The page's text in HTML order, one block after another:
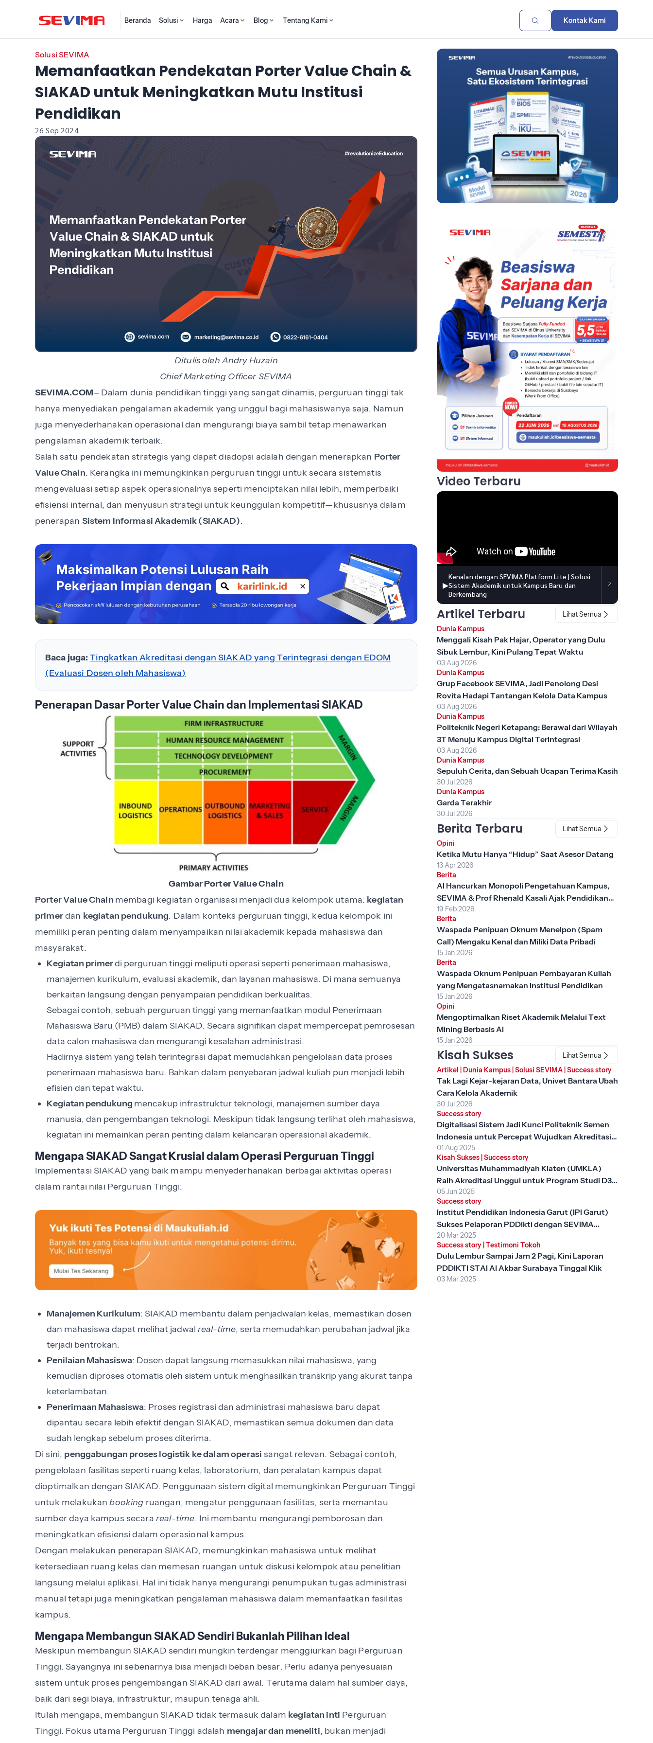
Beranda Solusi Harga Acara Blog Tentang Kami Kontak Kami
Solusi SEVIMA
Memanfaatkan Pendekatan Porter Value Chain &
SIAKAD untuk Meningkatkan Mutu Institusi
Pendidikan
26 Sep 2024
Ditulis oleh Andry Huzain
Chief Marketing Officer SEVIMA
SEVIMA.COM– Dalam dunia pendidikan tinggi yang sangat dinamis, perguruan tinggi tak
hanya menyediakan pengalaman akademik yang unggul bagi mahasiswanya saja. Namun
juga menyederhanakan operasional dan mengurangi biaya sambil tetap menawarkan
pengalaman akademik terbaik.
Salah satu pendekatan strategis yang dapat diadopsi adalah dengan menerapkan Porter
Value Chain. Kerangka ini memungkinkan perguruan tinggi untuk secara sistematis
mengevaluasi setiap aspek operasionalnya seperti menciptakan nilai lebih, memperbaiki
efisiensi internal, dan menyusun strategi untuk keunggulan kompetitif—khususnya dalam
penerapan Sistem Informasi Akademik (SIAKAD).
Baca juga: Tingkatkan Akreditasi dengan SIAKAD yang Terintegrasi dengan EDOM
(Evaluasi Dosen oleh Mahasiswa)
Penerapan Dasar Porter Value Chain dan Implementasi SIAKAD
Gambar Porter Value Chain
Porter Value Chain membagi kegiatan organisasi menjadi dua kelompok utama: kegiatan
primerdan kegiatan pendukung. Dalam konteks perguruan tinggi, kedua kelompok ini
memiliki peran penting dalam menyampaikan nilai akademik kepada mahasiswa dan
masyarakat.
Kegiatan primerdi perguruan tinggi meliputi operasi seperti penerimaan mahasiswa,
manajemen kurikulum, evaluasi akademik, dan layanan mahasiswa. Di mana semuanya
berkaitan langsung dengan penyampaian pendidikan berkualitas.
Sebagai contoh, sebuah perguruan tinggi yang memanfaatkan modul Penerimaan
Mahasiswa Baru (PMB) dalam SIAKAD. Secara signifikan dapat mempercepat pemrosesan
data calon mahasiswa dan mengurangi kesalahan administrasi.
Hadirnya sistem yang telah terintegrasi dapat memudahkan pengelolaan data proses
penerimaan mahasiswa baru. Bahkan dalam penyebaran jadwal kuliah pun menjadi lebih
efisien dan tepat waktu.
Kegiatan pendukung mencakup infrastruktur teknologi, manajemen sumber daya
manusia, dan pengembangan teknologi. Meskipun tidak langsung terlihat oleh mahasiswa,
kegiatan ini memainkan peran penting dalam kelancaran operasional akademik.
Mengapa SIAKAD Sangat Krusial dalam Operasi Perguruan Tinggi
Implementasi SIAKAD yang baik mampu menyederhanakan berbagai aktivitas operasi
dalam rantai nilai Perguruan Tinggi:
Manajemen Kurikulum: SIAKAD membantu dalam penjadwalan kelas, memastikan dosen
dan mahasiswa dapat melihat jadwal real-time, serta memudahkan perubahan jadwal jika
terjadi bentrokan.
Penilaian Mahasiswa: Dosen dapat langsung memasukkan nilai mahasiswa, yang
kemudian diproses otomatis oleh sistem untuk menghasilkan transkrip yang akurat tanpa
keterlambatan.
Penerimaan Mahasiswa: Proses registrasi dan administrasi mahasiswa baru dapat
dipantau secara lebih efektif dengan SIAKAD, memastikan semua dokumen dan data
sudah lengkap sebelum proses diterima.
Di sini, penggabungan proses logistik ke dalam operasi sangat relevan. Sebagai contoh,
pengelolaan fasilitas seperti ruang kelas, laboratorium, dan peralatan kampus dapat
dioptimalkan dengan SIAKAD. Penggunaan sistem digital memungkinkan Perguruan Tinggi
untuk melakukanbooking ruangan, mengatur penggunaan fasilitas, serta memantau
sumber daya kampus secara real-time. Ini membantu mengurangi pemborosan dan
meningkatkan efisiensi dalam operasional kampus.
Dengan melakukan penerapan SIAKAD, memungkinkan mahasiswa untuk melihat
ketersediaan ruang kelas dan memesan ruangan untuk diskusi kelompok atau penelitian
langsung melalui aplikasi. Hal ini tidak hanya mengurangi penumpukan tugas administrasi
manual tetapi juga meningkatkan pengalaman mahasiswa dalam memanfaatkan fasilitas
kampus.
Mengapa Membangun SIAKAD Sendiri Bukanlah Pilihan Ideal
Meskipun membangun SIAKAD sendiri mungkin terdengar menggiurkan bagi Perguruan
Tinggi. Sayangnya ini sebenarnya bisa menjadi beban besar. Perlu adanya penyesuaian
sistem untuk proses pengembangan SIAKAD dari awal. Terutama dalam hal sumber daya,
baik dari segi biaya, infrastruktur, maupun tenaga ahli.
Itulah mengapa, membangun SIAKAD tidak termasuk dalam kegiatan inti Perguruan
Tinggi. Fokus utama Perguruan Tinggi adalah mengajar dan meneliti, bukan menjadi
Video Terbaru
▶
Kenalan dengan SEVIMA Platform Lite | Solusi
Sistem Akademik untuk Kampus Baru dan
Berkembang
Artikel Terbaru
Lihat Semua
Dunia Kampus
Menggali Kisah Pak Hajar, Operator yang Dulu
Sibuk Lembur, Kini Pulang Tepat Waktu
03 Aug 2026
Dunia Kampus
Grup Facebook SEVIMA, Jadi Penolong Desi
Rovita Hadapi Tantangan Kelola Data Kampus
03 Aug 2026
Dunia Kampus
Politeknik Negeri Ketapang: Berawal dari Wilayah
3T Menuju Kampus Digital Terintegrasi
03 Aug 2026
Dunia Kampus
Sepuluh Cerita, dan Sebuah Ucapan Terima Kasih
30 Jul 2026
Dunia Kampus
Garda Terakhir
30 Jul 2026
Berita Terbaru
Lihat Semua
Opini
Ketika Mutu Hanya “Hidup” Saat Asesor Datang
13 Apr 2026
Berita
AI Hancurkan Monopoli Pengetahuan Kampus,
SEVIMA & Prof Rhenald Kasali Ajak Pendidikan
Tinggi Berubah
19 Feb 2026
Berita
Waspada Penipuan Oknum Menelpon (Spam
Call) Mengaku Kenal dan Miliki Data Pribadi
15 Jan 2026
Berita
Waspada Oknum Penipuan Pembayaran Kuliah
yang Mengatasnamakan Institusi Pendidikan
15 Jan 2026
Opini
Mengoptimalkan Riset Akademik Melalui Text
Mining Berbasis AI
15 Jan 2026
Kisah Sukses
Lihat Semua
Artikel Dunia Kampus| Solusi SEVIMA| Success story
Tak Lagi Kejar-kejaran Data, Univet Bantara Ubah
Cara Kelola Akademik
30 Jul 2026
Success story
Digitalisasi Sistem Jadi Kunci Politeknik Semen
Indonesia untuk Percepat Wujudkan Akreditasi
Unggul
01 Aug 2025
Kisah Sukses| Success story
Universitas Muhammadiyah Klaten (UMKLA)
Raih Akreditasi Unggul untuk Program Studi D3
Keperawatan dengan SEVIMA Platform
05 Jun 2025
Success story
Institut Pendidikan Indonesia Garut (IPI Garut)
Sukses Pelaporan PDDikti dengan SEVIMA
Platform
20 Mar 2025
Success story| Testimoni Tokoh
Dulu Lembur Sampai Jam 2 Pagi, Kini Laporan
PDDIKTI STAI Al Akbar Surabaya Tinggal Klik
03 Mar 2025